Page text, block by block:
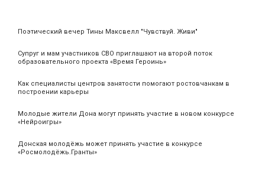
Поэтический вечер Тины Максвелл "Чувствуй. Живи"
Супруг и мам участников СВО приглашают на второй поток
образовательного проекта «Время Героинь»
Как специалисты центров занятости помогают ростовчанкам в
построении карьеры
Молодые жители Дона могут принять участие в новом конкурсе
«Нейроигры»
Донская молодёжь может принять участие в конкурсе
«Росмолодёжь.Гранты»